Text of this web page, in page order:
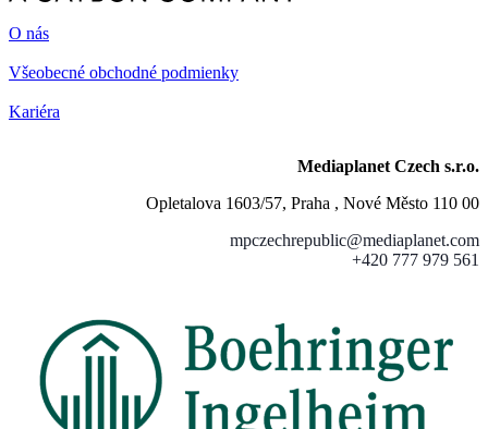
O nás
Všeobecné obchodné podmienky
Kariéra
Mediaplanet Czech s.r.o.
Opletalova 1603/57, Praha , Nové Město 110 00
mpczechrepublic@mediaplanet.com
+420 777 979 561